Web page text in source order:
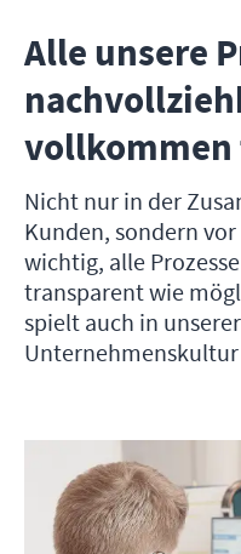
Alle unsere
Nicht nur in der
Kunden, sondern
wichtig, alle
transparent wie
spielt auch in